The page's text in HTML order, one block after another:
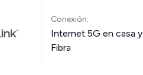
Conexión:
Internet 5G en casa y
Fibra